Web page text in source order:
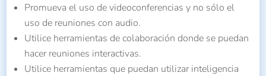
Promueva el uso de videoconferencias y no sólo el
uso de reuniones con audio.
Utilice herramientas de colaboración donde se puedan
hacer reuniones interactivas.
Utilice herramientas que puedan utilizar inteligencia